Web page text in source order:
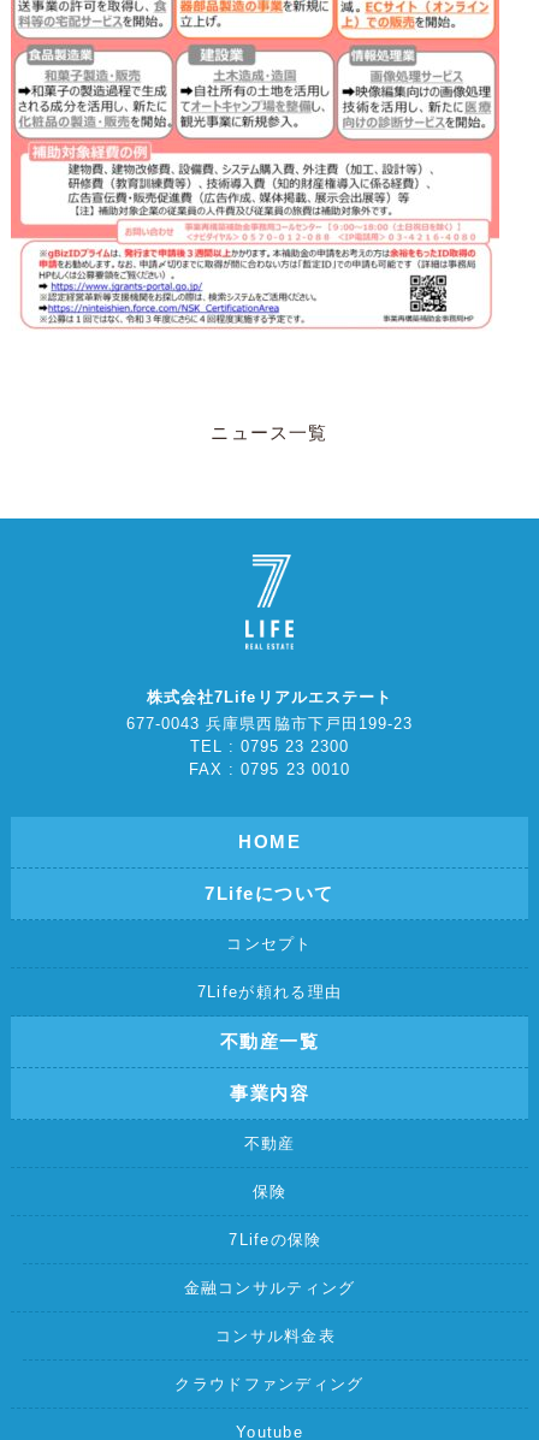
ニュース一覧
株式会社7Lifeリアルエステート
677-0043 兵庫県西脇市下戸田199-23
TEL : 0795 23 2300
FAX : 0795 23 0010
HOME
7Lifeについて
コンセプト
7Lifeが頼れる理由
不動産一覧
事業内容
不動産
保険
7Lifeの保険
金融コンサルティング
コンサル料金表
クラウドファンディング
Youtube